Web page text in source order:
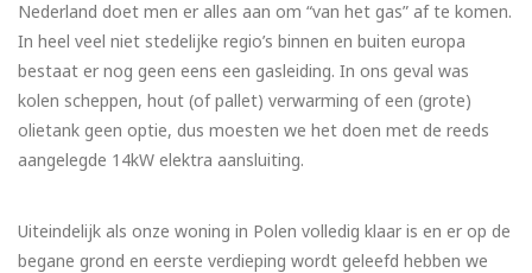
Nederland doet men er alles aan om “van het gas” af te komen.
In heel veel niet stedelijke regio’s binnen en buiten europa
bestaat er nog geen eens een gasleiding. In ons geval was
kolen scheppen, hout (of pallet) verwarming of een (grote)
olietank geen optie, dus moesten we het doen met de reeds
aangelegde 14kW elektra aansluiting.
Uiteindelijk als onze woning in Polen volledig klaar is en er op de
begane grond en eerste verdieping wordt geleefd hebben we